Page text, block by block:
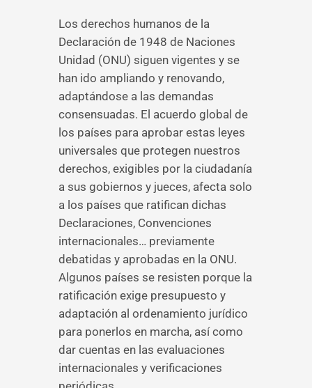
Los derechos humanos de la
Declaración de 1948 de Naciones
Unidad (ONU) siguen vigentes y se
han ido ampliando y renovando,
adaptándose a las demandas
consensuadas. El acuerdo global de
los países para aprobar estas leyes
universales que protegen nuestros
derechos, exigibles por la ciudadanía
a sus gobiernos y jueces, afecta solo
a los países que ratifican dichas
Declaraciones, Convenciones
internacionales… previamente
debatidas y aprobadas en la ONU.
Algunos países se resisten porque la
ratificación exige presupuesto y
adaptación al ordenamiento jurídico
para ponerlos en marcha, así como
dar cuentas en las evaluaciones
internacionales y verificaciones